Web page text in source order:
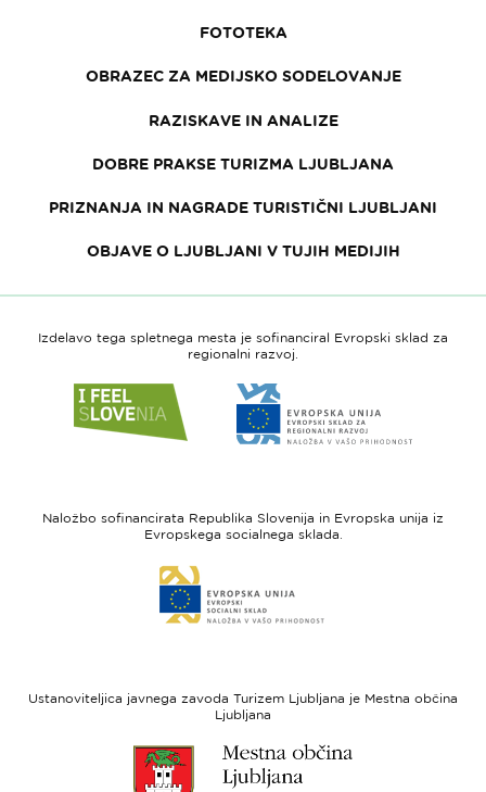
FOTOTEKA
OBRAZEC ZA MEDIJSKO SODELOVANJE
RAZISKAVE IN ANALIZE
DOBRE PRAKSE TURIZMA LJUBLJANA
PRIZNANJA IN NAGRADE TURISTIČNI LJUBLJANI
OBJAVE O LJUBLJANI V TUJIH MEDIJIH
Izdelavo tega spletnega mesta je sofinanciral Evropski sklad za
regionalni razvoj.
do
spletne
Slovenia
do
spletne
-
regionalni
Naložbo sofinancirata Republika Slovenija in Evropska unija iz
Evropskega socialnega sklada.
do
spletne
sklad
Ustanoviteljica javnega zavoda Turizem Ljubljana je Mestna občina
Ljubljana